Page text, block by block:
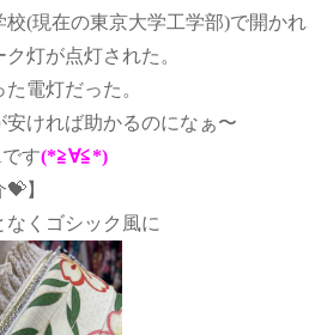
(現在の東京大学工学部)で開かれ
灯が点灯された。
電灯だった。
安ければ助かるのになぁ〜
す(*≧∀≦*)
】
くゴシック風に